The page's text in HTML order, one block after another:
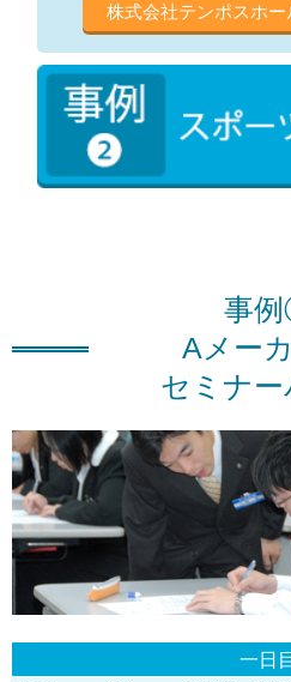
株式会社テンポスホ
事
Aメー
セミナー
一日